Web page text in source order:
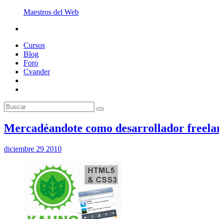
Maestros del Web
Cursos
Blog
Foro
Cvander
Mercadéandote como desarrollador
diciembre 29 2010